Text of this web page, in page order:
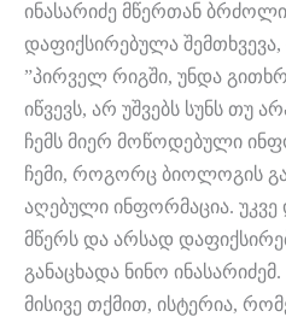
ინასარიძე მწერთან
დაფიქსირებულა შემთხვევა,
”პირველ რიგში, უნდა
იწვევს, არ უშვებს სუნს თუ
ჩემს მიერ მოწოდებული
ჩემი, როგორც ბიოლოგის
აღებული ინფორმაცია. უკვე
მწერს და არსად
განაცხადა ნინო ინასარიძემ.
მისივე თქმით, ისტერია,